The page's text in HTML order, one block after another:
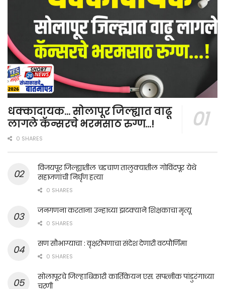
धक्कादायक… सोलापूर जिल्ह्यात वाढू
लागले कॅन्सरचे भरमसाठ रुग्ण…!
0 SHARES
विजयपूर जिल्ह्यातील चडचाण तालुक्यातील गोविंदपूर येथे
सहाजणांची निर्घृण हत्या
0 SHARES
जनगणना करताना उन्हाच्या झटक्याने शिक्षकाचा मृत्यू
0 SHARES
सण सौभाग्याचा : वृक्षरोपणाचा संदेश देणारी वटपौर्णिमा
0 SHARES
सोलापूरचे जिल्हाधिकारी कार्तिकेयन एस. सपत्नीक पांडुरंगाच्या
चरणी